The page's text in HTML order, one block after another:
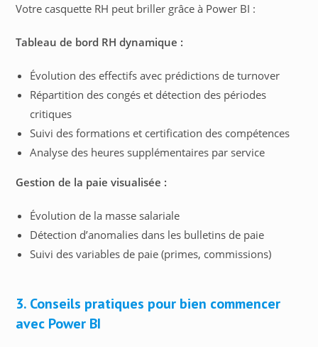
Votre casquette RH peut briller grâce à Power BI :
Tableau de bord RH dynamique :
Évolution des effectifs avec prédictions de turnover
Répartition des congés et détection des périodes
critiques
Suivi des formations et certification des compétences
Analyse des heures supplémentaires par service
Gestion de la paie visualisée :
Évolution de la masse salariale
Détection d’anomalies dans les bulletins de paie
Suivi des variables de paie (primes, commissions)
3. Conseils pratiques pour bien commencer
avec Power BI